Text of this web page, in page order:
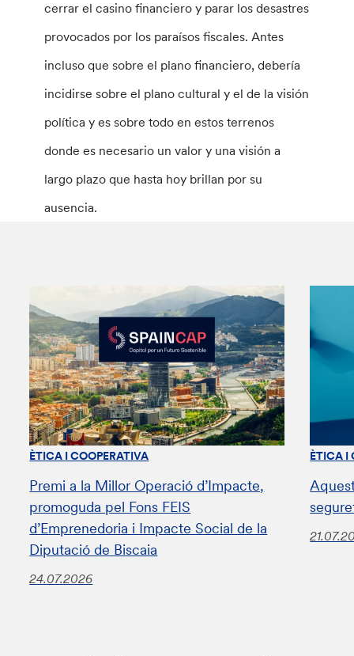
cerrar el casino financiero y parar los desastres
provocados por los paraísos fiscales. Antes
incluso que sobre el plano financiero, debería
incidirse sobre el plano cultural y el de la visión
política y es sobre todo en estos terrenos
donde es necesario un valor y una visión a
largo plazo que hasta hoy brillan por su
ausencia.
ÈTICA I COOPERATIVA
Premi a la Millor Operació d’Impacte,
promoguda pel Fons FEIS
d’Emprenedoria i Impacte Social de la
Diputació de Biscaia
24.07.2026
ÈTICA I